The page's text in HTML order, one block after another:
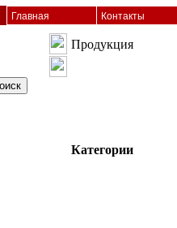
Главная Контакты
Продукция
Категории